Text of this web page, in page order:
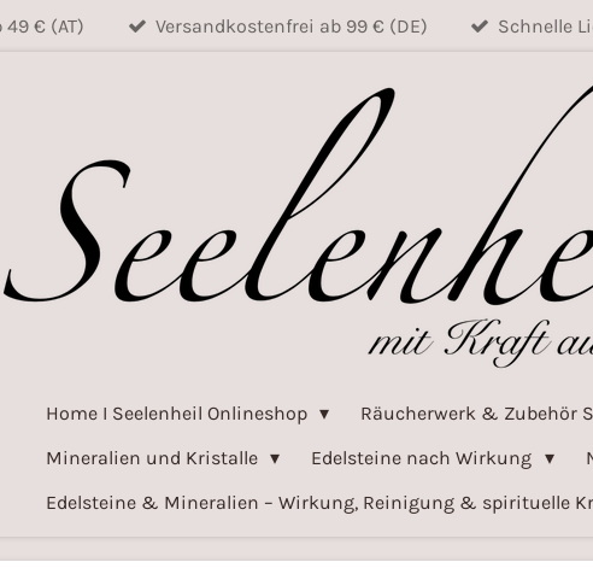
€ (AT) Versandkostenfrei ab 99 € (DE) Schnelle
Home I Seelenheil Onlineshop Räucherwerk & Zubehör
Mineralien und Kristalle
Edelsteine nach Wirkung
Edelsteine & Mineralien – Wirkung, Reinigung & spirituelle